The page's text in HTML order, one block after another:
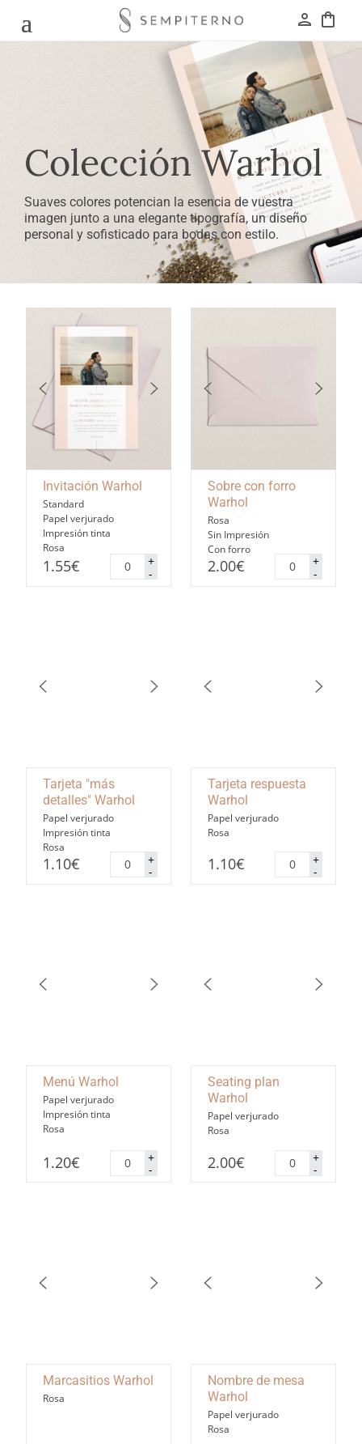
person shopping_bag
Colección Warhol
Suaves colores potencian la esencia de vuestra
imagen junto a una elegante tipografía, un diseño
personal y sofisticado para bodas con estilo.
Invitación Warhol
Standard
Papel verjurado
Impresión tinta
Rosa
1.55€ -
Invitación
Warhol
cantidad
+
Sobre con forro
Warhol
Rosa
Sin Impresión
Con forro
2.00€ -
Sobre
con
forro
+
Tarjeta "más
detalles" Warhol
Papel verjurado
Impresión tinta
Rosa
1.10€ -
Tarjeta
"más
detalles"
+
Tarjeta respuesta
Warhol
Papel verjurado
Rosa
1.10€ -
Tarjeta
respuesta
Warhol
+
Menú Warhol
Papel verjurado
Impresión tinta
Rosa
1.20€ -
Menú
Warhol
cantidad
+
Seating plan
Warhol
Papel verjurado
Rosa
2.00€ -
Seating
plan
Warhol
+
Marcasitios Warhol
Rosa
Nombre de mesa
Warhol
Papel verjurado
Rosa